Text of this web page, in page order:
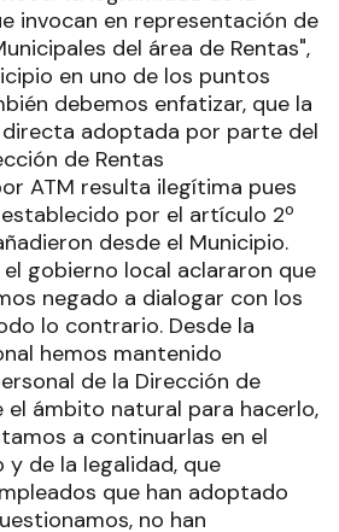
invocan en representación de
del área de Rentas",
en uno de los puntos
debemos enfatizar, que la
adoptada por parte del
de Rentas
ATM resulta ilegítima pues
por el artículo 2º
desde el Municipio.
el gobierno local aclararon que
negado a dialogar con los
lo contrario. Desde la
hemos mantenido
de la Dirección de
el ámbito natural para hacerlo,
a continuarlas en el
de la legalidad, que
que han adoptado
no han